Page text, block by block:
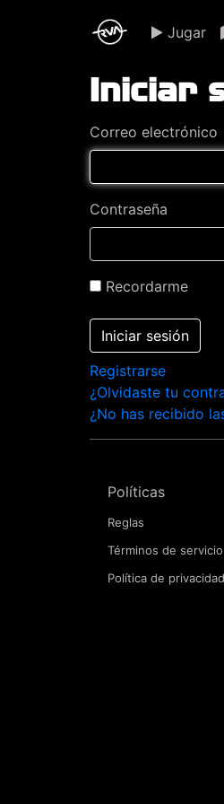
Jugar
Iniciar
Correo electrónico
Contraseña
Recordarme
Iniciar sesión
Registrarse
¿Olvidaste tu
¿No has recibido
Políticas
Reglas
Términos de servicio
Política de privacidad